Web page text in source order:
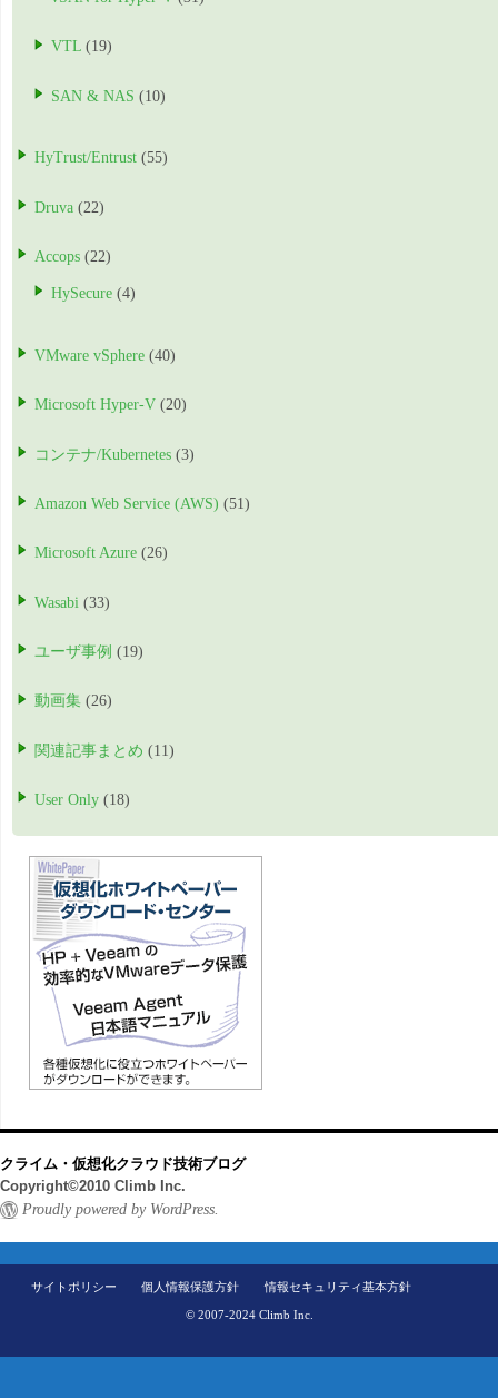
VTL (19)
SAN & NAS (10)
HyTrust/Entrust (55)
Druva (22)
Accops (22)
HySecure (4)
VMware vSphere (40)
Microsoft Hyper-V (20)
コンテナ/Kubernetes (3)
Amazon Web Service (AWS) (51)
Microsoft Azure (26)
Wasabi (33)
ユーザ事例 (19)
動画集 (26)
関連記事まとめ (11)
User Only (18)
クライム・仮想化クラウド技術ブログ
Copyright©2010 Climb Inc.
Proudly powered by WordPress.
サイトポリシー 個人情報保護方針 情報セキュリティ基本方針
© 2007-2024 Climb Inc.